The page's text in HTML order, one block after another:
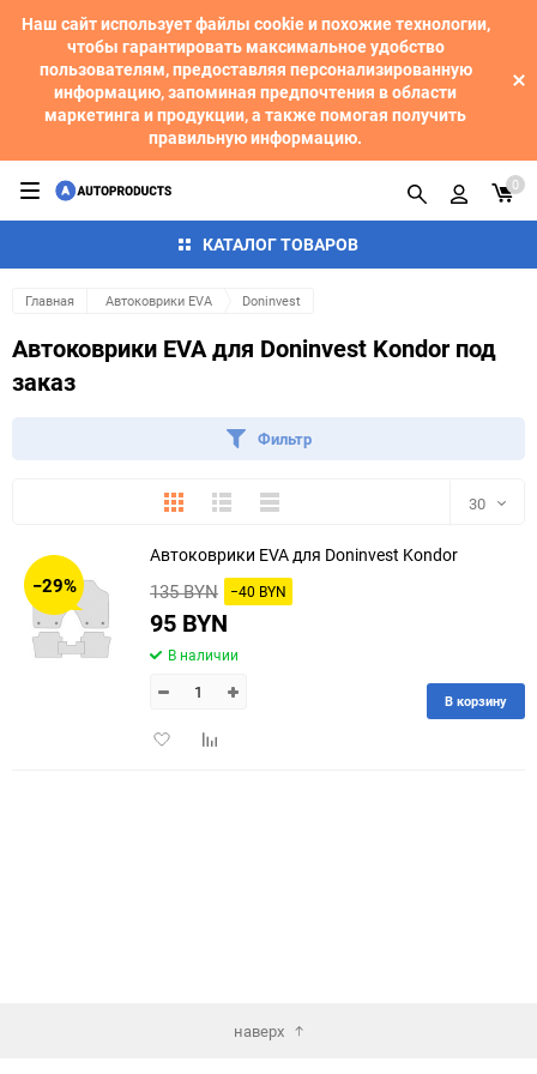
Наш сайт использует файлы cookie и похожие технологии,
чтобы гарантировать максимальное удобство
пользователям, предоставляя персонализированную
информацию, запоминая предпочтения в области
маркетинга и продукции, а также помогая получить
правильную информацию.
КАТАЛОГ ТОВАРОВ
0
Главная Автоковрики EVA Doninvest
Автоковрики EVA для Doninvest Kondor под
заказ
Фильтр
ПлиткаПодробноКомпактно 30
30
150
−29%
Автоковрики EVA для Doninvest Kondor
135 BYN −40 BYN
95 BYN
В наличии
ДобавитьДобавить
В корзину
наверх